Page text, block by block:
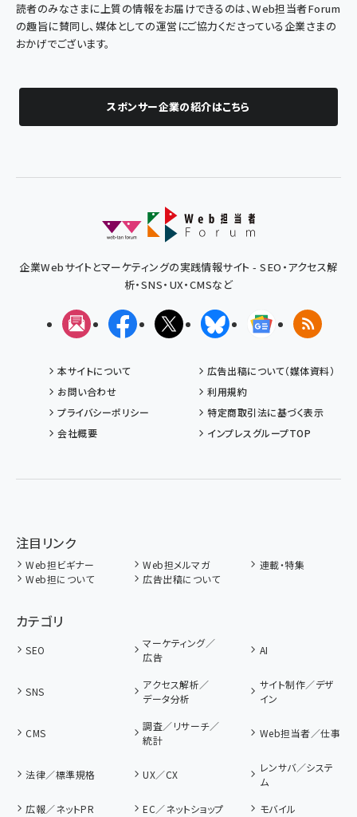
読者のみなさまに上質の情報をお届けできるのは、Web担当者Forum
の趣旨に賛同し、媒体としての運営にご協力くださっている企業さまの
おかげでございます。
スポンサー企業の紹介はこちら
企業Webサイトとマーケティングの実践情報サイト - SEO・アクセス解
析・SNS・UX・CMSなど
メルマガFacebookX(エックス)BlueskyGoogleニュ
RSS
本サイトについて
広告出稿について（媒体資料）
お問い合わせ
利用規約
プライバシーポリシー
特定商取引法に基づく表示
会社概要
インプレスグループTOP
注目リンク
Web担ビギナー Web担メルマガ
連載・特集
Web担について
広告出稿について
カテゴリ
SEO
マーケティング／
広告
AI
SNS
アクセス解析／
データ分析
サイト制作／デザ
イン
CMS
調査／リサーチ／
統計
Web担当者／仕事
法律／標準規格 UX／CX
レンサバ／システ
ム
広報／ネットPR
EC／ネットショップ
モバイル